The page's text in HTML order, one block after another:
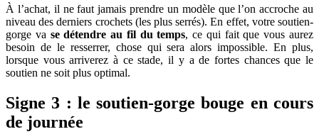
À l’achat, il ne faut jamais prendre un modèle que l’on accroche au
niveau des derniers crochets (les plus serrés). En effet, votre soutien-
gorge va se détendre au fil du temps, ce qui fait que vous aurez
besoin de le resserrer, chose qui sera alors impossible. En plus,
lorsque vous arriverez à ce stade, il y a de fortes chances que le
soutien ne soit plus optimal.
Signe 3 : le soutien-gorge bouge en cours
de journée